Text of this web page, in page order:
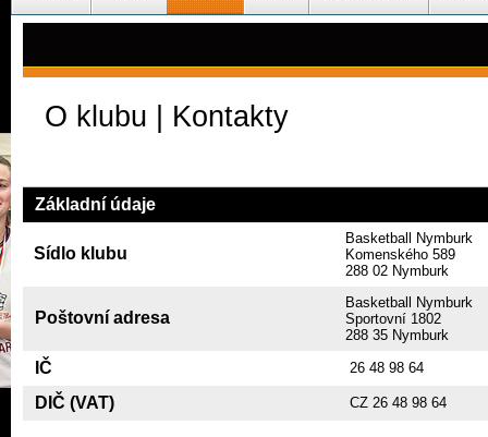
O klubu | Kontakty
Základní údaje
Sídlo klubu
Basketball Nymburk
Komenského 589
288 02 Nymburk
Poštovní adresa
Basketball Nymburk
Sportovní 1802
288 35 Nymburk
IČ 26 48 98 64
DIČ (VAT) CZ 26 48 98 64